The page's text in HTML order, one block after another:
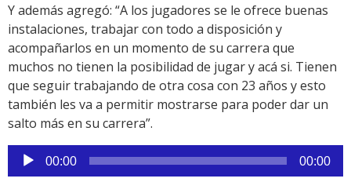
Y además agregó: “A los jugadores se le ofrece buenas
instalaciones, trabajar con todo a disposición y
acompañarlos en un momento de su carrera que
muchos no tienen la posibilidad de jugar y acá si. Tienen
que seguir trabajando de otra cosa con 23 años y esto
también les va a permitir mostrarse para poder dar un
salto más en su carrera”.
Reproductor
de
00:00 00:00